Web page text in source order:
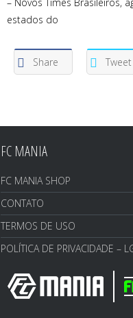
estados do
Share Tweet
FC MANIA
FC MANIA SHOP
CONTATO
TERMOS DE USO
POLÍTICA DE PRIVACIDADE –